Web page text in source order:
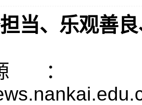
当、乐观善
：